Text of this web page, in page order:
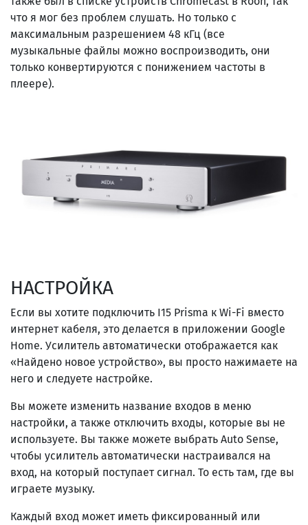
что я мог без проблем слушать. Но только с
максимальным разрешением 48 кГц (все
музыкальные файлы можно воспроизводить, они
только конвертируются с понижением частоты в
плеере).
НАСТРОЙКА
Если вы хотите подключить I15 Prisma к Wi-Fi вместо
интернет кабеля, это делается в приложении Google
Home. Усилитель автоматически отображается как
«Найдено новое устройство», вы просто нажимаете на
него и следуете настройке.
Вы можете изменить название входов в меню
настройки, а также отключить входы, которые вы не
используете. Вы также можете выбрать Auto Sense,
чтобы усилитель автоматически настраивался на
вход, на который поступает сигнал. То есть там, где вы
играете музыку.
Каждый вход может иметь фиксированный или